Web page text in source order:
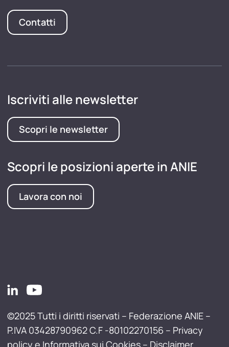
Contatti
Iscriviti alle newsletter
Scopri le newsletter
Scopri le posizioni aperte in ANIE
Lavora con noi
©2025 Tutti i diritti riservati – Federazione ANIE –
P.IVA 03428790962 C.F -80102270156 – Privacy